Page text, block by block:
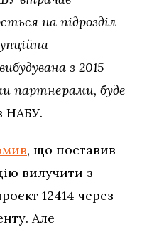
на підрозділ
з 2015
партнерами, буде
НАБУ.
, що поставив
вилучити з
12414 через
Але